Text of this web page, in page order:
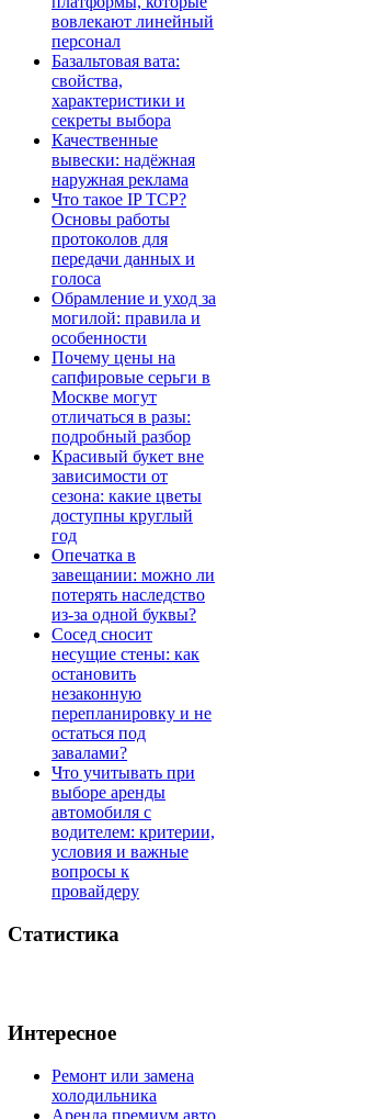
вовлекают линейный
персонал
Базальтовая вата:
свойства,
характеристики и
секреты выбора
Качественные
вывески: надёжная
наружная реклама
Что такое IP TCP?
Основы работы
протоколов для
передачи данных и
голоса
Обрамление и уход за
могилой: правила и
особенности
Почему цены на
сапфировые серьги в
Москве могут
отличаться в разы:
подробный разбор
Красивый букет вне
зависимости от
сезона: какие цветы
доступны круглый
год
Опечатка в
завещании: можно ли
потерять наследство
из-за одной буквы?
Сосед сносит
несущие стены: как
остановить
незаконную
перепланировку и не
остаться под
завалами?
Что учитывать при
выборе аренды
автомобиля с
водителем: критерии,
условия и важные
вопросы к
провайдеру
Статистика
Интересное
Ремонт или замена
холодильника